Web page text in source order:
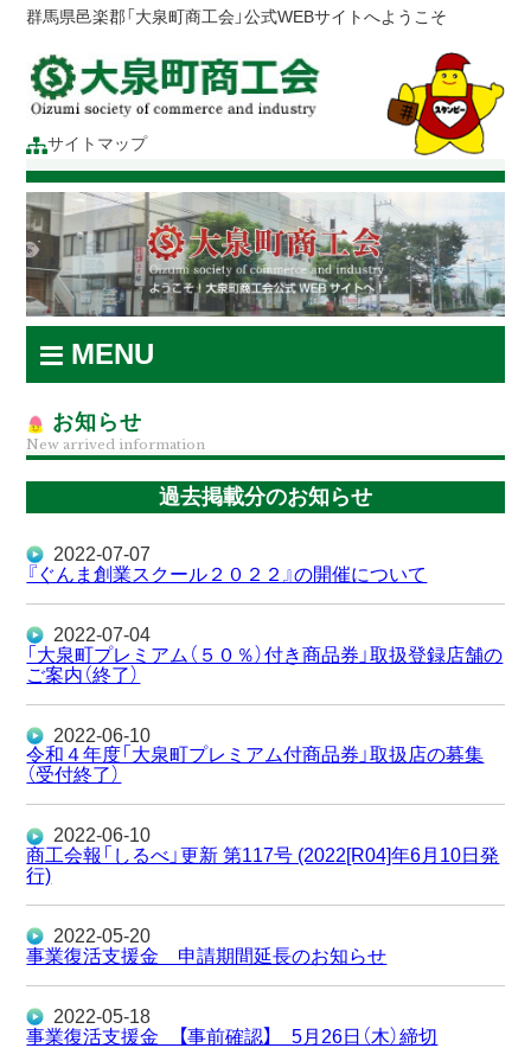
群馬県邑楽郡「大泉町商工会」公式WEBサイトへようこそ
サイトマップ
MENU
お知らせ
New arrived information
過去掲載分のお知らせ
2022-07-07
『ぐんま創業スクール２０２２』の開催について
2022-07-04
「大泉町プレミアム（５０％）付き商品券」取扱登録店舗の
ご案内（終了）
2022-06-10
令和４年度「大泉町プレミアム付商品券」取扱店の募集
（受付終了）
2022-06-10
商工会報「しるべ」更新 第117号 (2022[R04]年6月10日発
行)
2022-05-20
事業復活支援金 申請期間延長のお知らせ
2022-05-18
事業復活支援金 【事前確認】 5月26日（木）締切